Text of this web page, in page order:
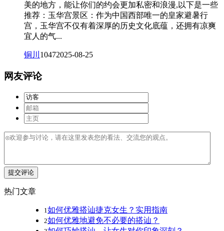
美的地方，能让你们的约会更加私密和浪漫,以下是一些
推荐：玉华宫景区：作为中国西部唯一的皇家避暑行
宫，玉华宫不仅有着深厚的历史文化底蕴，还拥有凉爽
宜人的气...
铜川 10472025-08-25
网友评论
提交评论
热门文章
1 如何优雅搭讪捷克女生？实用指南
2如何优雅地避免不必要的搭讪？